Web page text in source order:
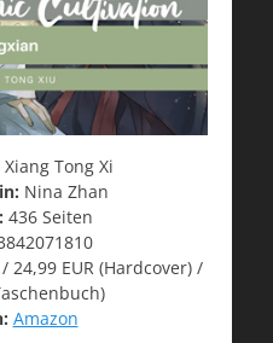
Xiang Tong Xi
Nina Zhan
436 Seiten
24,99 EUR (Hardcover) /
Amazon